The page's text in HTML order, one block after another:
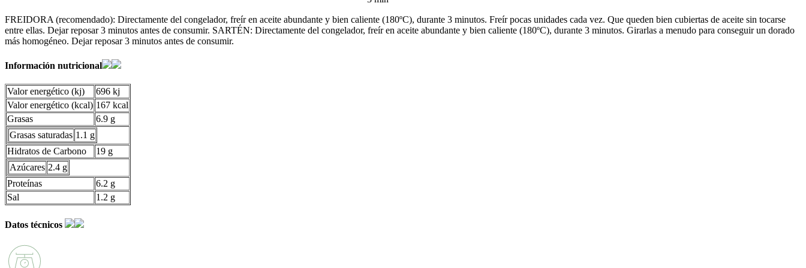
FREIDORA (recomendado): Directamente del congelador, freír en aceite abundante y bien caliente (180ºC), durante 3 minutos. Freír pocas unidades cada vez. Que queden bien cubiertas de aceite sin tocarse
entre ellas. Dejar reposar 3 minutos antes de consumir. SARTÉN: Directamente del congelador, freír en aceite abundante y bien caliente (180ºC), durante 3 minutos. Girarlas a menudo para conseguir un dorado
más homogéneo. Dejar reposar 3 minutos antes de consumir.
Información nutricional
Valor energético (kj)
696 kj
Valor energético (kcal) 167 kcal
Grasas
6.9 g
Grasas saturadas 1.1 g
Hidratos de Carbono
19 g
Azúcares 2.4 g
Proteínas
6.2 g
Sal
1.2 g
Datos técnicos